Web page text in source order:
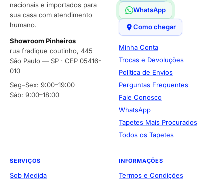
nacionais e importados para
sua casa com atendimento
humano.
Showroom Pinheiros
rua fradique coutinho, 445
São Paulo — SP · CEP 05416-
010
Seg–Sex: 9:00–19:00
Sáb: 9:00–18:00
WhatsApp
Como chegar
Minha Conta
Trocas e Devoluções
Política de Envios
Perguntas Frequentes
Fale Conosco
WhatsApp
Tapetes Mais Procurados
Todos os Tapetes
SERVIÇOS
Sob Medida
INFORMAÇÕES
Termos e Condições